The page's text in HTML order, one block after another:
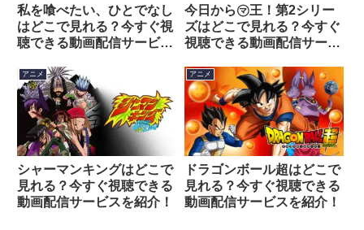
私を喰べたい、ひとでなし
はどこで見れる？今すぐ視
聴できる動画配信サービス
今日から㋮王！第2シリー
ズはどこで見れる？今すぐ
視聴できる動画配信サービ
アニメ
シャーマンキングはどこで
見れる？今すぐ視聴できる
動画配信サービスを紹介！
アニメ
ドラゴンボール超はどこで
見れる？今すぐ視聴できる
動画配信サービスを紹介！